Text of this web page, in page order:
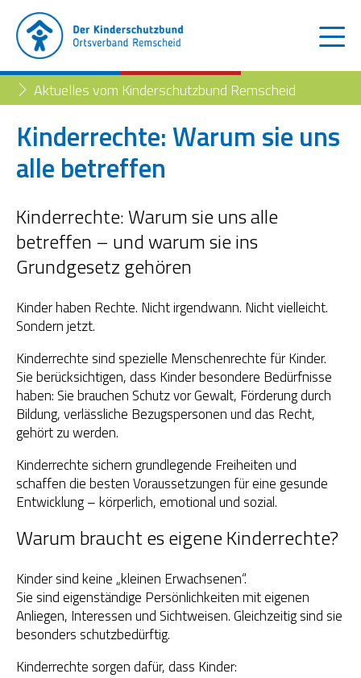
Der Kinderschutzbund
Aktuelles
Blog
Trennung der Eltern
Familienberatungsstelle
Familienberatungsstelle
Begleiteter Umgang
Fachstelle „Frühe Hilfen“
Müttertreff „Mama mia“
OGS Heinrich-Neumann-Schule
Fit für Kids – Elternkurse
Kinder im Blick – Elternkurse
Wohngemeinschaft
Kleiderläden
Aktuelles vom Kinderschutzbund Remscheid
Kinderrechte: Warum sie uns
alle betreffen
Kinderrechte: Warum sie uns alle
betreffen – und warum sie ins
Grundgesetz gehören
Kinder haben Rechte. Nicht irgendwann. Nicht vielleicht.
Sondern jetzt.
Kinderrechte sind spezielle Menschenrechte für Kinder.
Sie berücksichtigen, dass Kinder besondere Bedürfnisse
haben: Sie brauchen Schutz vor Gewalt, Förderung durch
Bildung, verlässliche Bezugspersonen und das Recht,
gehört zu werden.
Kinderrechte sichern grundlegende Freiheiten und
schaffen die besten Voraussetzungen für eine gesunde
Entwicklung – körperlich, emotional und sozial.
Warum braucht es eigene Kinderrechte?
Kinder sind keine „kleinen Erwachsenen“.
Sie sind eigenständige Persönlichkeiten mit eigenen
Anliegen, Interessen und Sichtweisen. Gleichzeitig sind sie
besonders schutzbedürftig.
Kinderrechte sorgen dafür, dass Kinder: